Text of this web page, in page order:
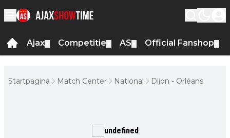
Ajax Competitie AS Official Fanshop
Startpagina Match Center National Dijon - Orléans
undefined